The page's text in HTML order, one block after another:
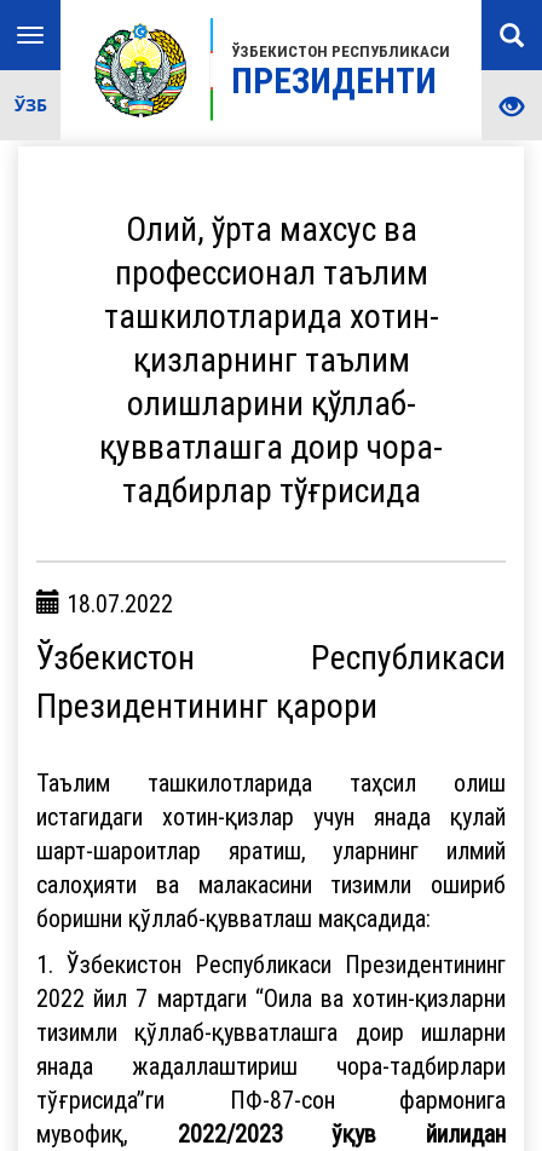
ЎЗБЕКИСТОН РЕСПУБЛИКАСИ
ПРЕЗИДЕНТИ
Toggle
navigation
ЎЗБ
Олий, ўрта махсус ва
профессионал таълим
ташкилотларида хотин-
қизларнинг таълим
олишларини қўллаб-
қувватлашга доир чора-
тадбирлар тўғрисида
18.07.2022
Ўзбекистон Республикаси
Президентининг қарори
Таълим ташкилотларида таҳсил олиш
истагидаги хотин-қизлар учун янада қулай
шарт-шароитлар яратиш, уларнинг илмий
салоҳияти ва малакасини тизимли ошириб
боришни қўллаб-қувватлаш мақсадида:
1. Ўзбекистон Республикаси Президентининг
2022 йил 7 мартдаги “Оила ва хотин-қизларни
тизимли қўллаб-қувватлашга доир ишларни
янада жадаллаштириш чора-тадбирлари
тўғрисида”ги ПФ-87-сон фармонига
мувофиқ, 2022/2023 ўқув йилидан